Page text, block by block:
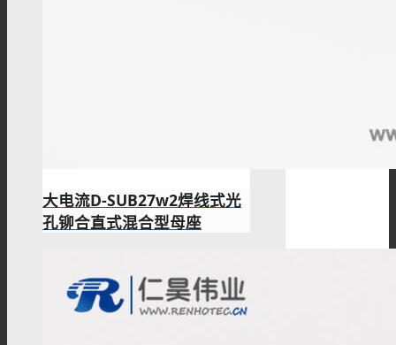
大电流D-SUB27w2焊线式光
孔铆合直式混合型母座